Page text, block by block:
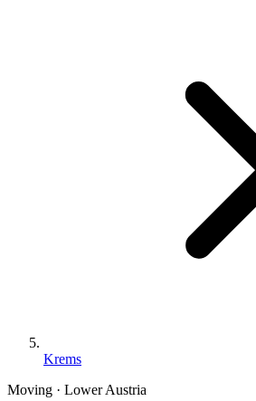
Krems
Moving · Lower Austria